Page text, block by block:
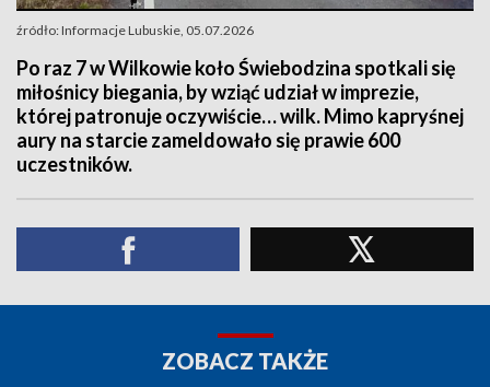
źródło: Informacje Lubuskie, 05.07.2026
Po raz 7 w Wilkowie koło Świebodzina spotkali się
miłośnicy biegania, by wziąć udział w imprezie,
której patronuje oczywiście… wilk. Mimo kapryśnej
aury na starcie zameldowało się prawie 600
uczestników.
ZOBACZ TAKŻE